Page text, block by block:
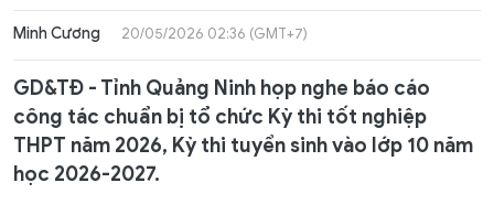
Minh Cương 20/05/2026 02:36 (GMT+7)
GD&TĐ - Tỉnh Quảng Ninh họp nghe báo cáo
công tác chuẩn bị tổ chức Kỳ thi tốt nghiệp
THPT năm 2026, Kỳ thi tuyển sinh vào lớp 10 năm
học 2026-2027.